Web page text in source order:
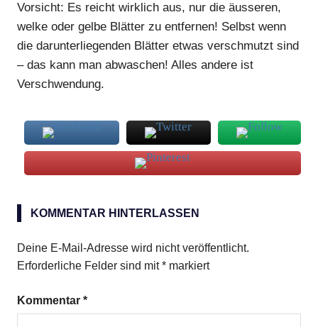
Vorsicht: Es reicht wirklich aus, nur die äusseren,
welke oder gelbe Blätter zu entfernen! Selbst wenn
die darunterliegenden Blätter etwas verschmutzt sind
– das kann man abwaschen! Alles andere ist
Verschwendung.
roteKOMMENTAR HINTERLASSEN
Deine E-Mail-Adresse wird nicht veröffentlicht.
Erforderliche Felder sind mit* markiert
Kommentar *